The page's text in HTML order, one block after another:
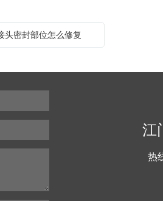
头密封部位怎么修复
江
热